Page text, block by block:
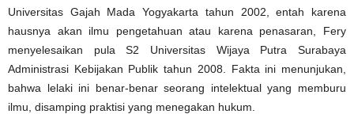
Universitas Gajah Mada Yogyakarta tahun 2002, entah karena
hausnya akan ilmu pengetahuan atau karena penasaran, Fery
menyelesaikan pula S2 Universitas Wijaya Putra Surabaya
Administrasi Kebijakan Publik tahun 2008. Fakta ini menunjukan,
bahwa lelaki ini benar-benar seorang intelektual yang memburu
ilmu, disamping praktisi yang menegakan hukum.